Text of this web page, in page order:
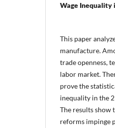
Wage Inequality
This paper
manufacture.
trade openness,
labor market.
prove the
inequality in the
The results show
reforms impinge